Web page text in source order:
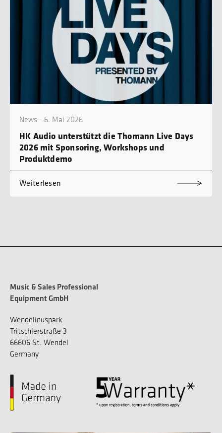
News - 6. Mai 2026
HK Audio unterstützt die Thomann Live Days
2026 mit Sponsoring, Workshops und
Produktdemo
Weiterlesen
Music & Sales Professional
Equipment GmbH
Wendelinuspark
Tritschlerstraße 3
66606 St. Wendel
Germany